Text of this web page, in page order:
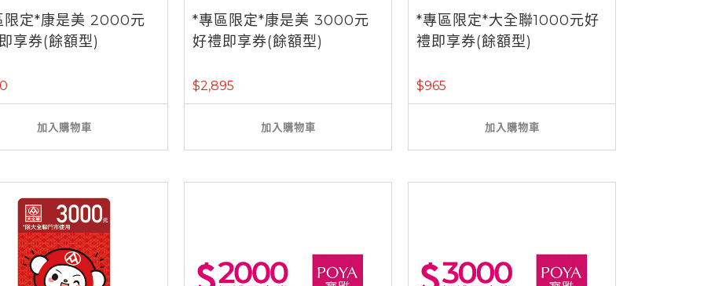
限定*康是美 2000元
享券(餘額型)
加入購物車
*專區限定*康是美 3000元
好禮即享券(餘額型)
$2,895
加入購物車
*專區限定*大全聯1000元好
禮即享券(餘額型)
$965
加入購物車